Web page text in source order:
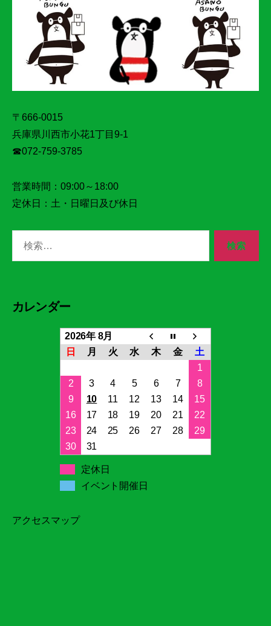
〒666-0015
兵庫県川西市小花1丁目9‐1
☎072‐759‐3785
営業時間：09:00～18:00
定休日：土・日曜日及び休日
対
カレンダー
2026年 8月
日
月 火 水 木 金
土
1
2
3 4 5 6 7
8
9
10 11 12 13 14
15
16
17 18 19 20 21
22
23
24 25 26 27 28
29
30
31
定休日
イベント開催日
アクセスマップ